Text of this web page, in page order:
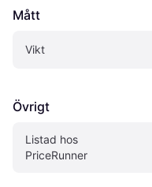
Mått
Vikt
Övrigt
Listad hos
PriceRunner